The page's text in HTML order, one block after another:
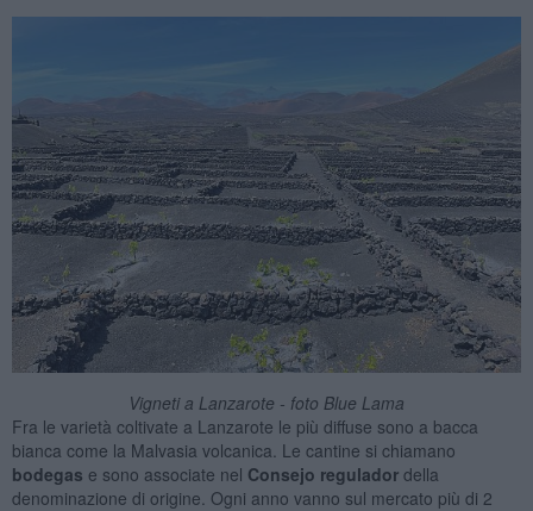
Vigneti a Lanzarote - foto Blue Lama
Fra le varietà coltivate a Lanzarote le più diffuse sono a bacca
bianca come la Malvasia volcanica. Le cantine si chiamano
bodegas e sono associate nel Consejo reguladordella
denominazione di origine. Ogni anno vanno sul mercato più di 2